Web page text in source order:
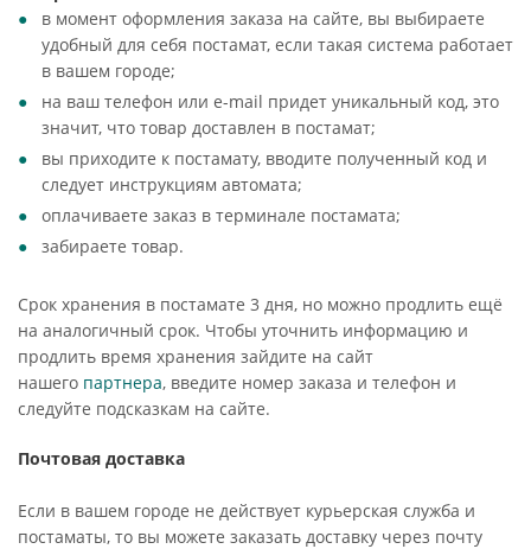
в момент оформления заказа на сайте, вы выбираете
удобный для себя постамат, если такая система работает
в вашем городе;
на ваш телефон или e-mail придет уникальный код, это
значит, что товар доставлен в постамат;
вы приходите к постамату, вводите полученный код и
следует инструкциям автомата;
оплачиваете заказ в терминале постамата;
забираете товар.
Срок хранения в постамате 3 дня, но можно продлить ещё
на аналогичный срок. Чтобы уточнить информацию и
продлить время хранения зайдите на сайт
нашего партнера, введите номер заказа и телефон и
следуйте подсказкам на сайте.
Почтовая доставка
Если в вашем городе не действует курьерская служба и
постаматы, то вы можете заказать доставку через почту